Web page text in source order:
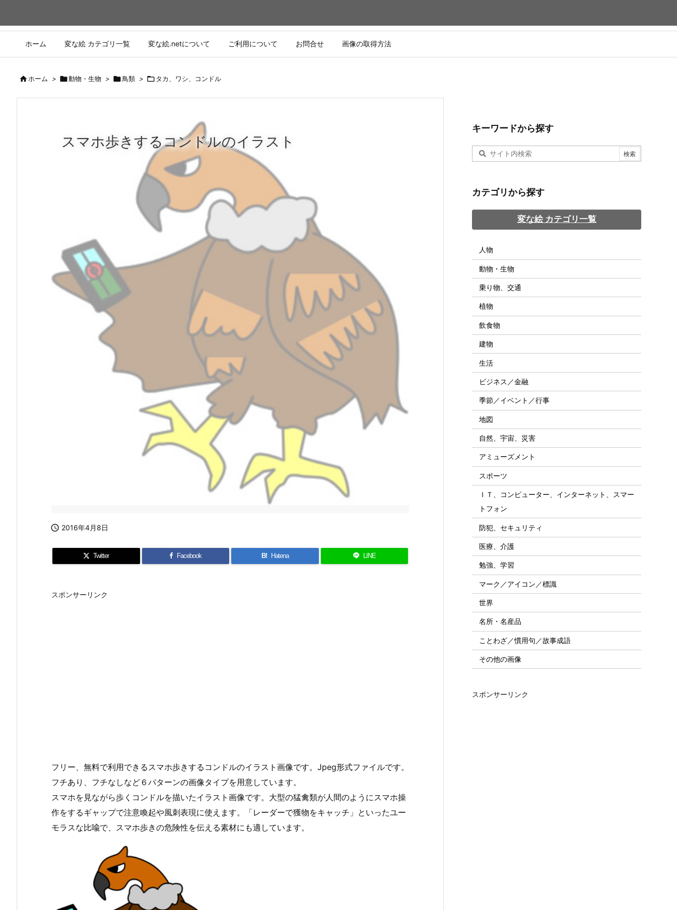
ホーム 変な絵 カテゴリ一覧 変な絵.netについて ご利用について お問合せ 画像の取得方法
ホーム > 動物・生物 > 鳥類 > タカ、ワシ、コンドル
スマホ歩きするコンドルのイラスト
 2016年4月8日
Twitter Facebook B! Hatena LINE
スポンサーリンク
フリー、無料で利用できるスマホ歩きするコンドルのイラスト画像です。Jpeg形式ファイルです。
フチあり、フチなしなど６パターンの画像タイプを用意しています。
スマホを見ながら歩くコンドルを描いたイラスト画像です。大型の猛禽類が人間のようにスマホ操
作をするギャップで注意喚起や風刺表現に使えます。「レーダーで獲物をキャッチ」といったユー
モラスな比喩で、スマホ歩きの危険性を伝える素材にも適しています。
キーワードから探す
カテゴリから探す
変な絵 カテゴリ一覧
人物
動物・生物
乗り物、交通
植物
飲食物
建物
生活
ビジネス／金融
季節／イベント／行事
地図
自然、宇宙、災害
アミューズメント
スポーツ
ＩＴ、コンピューター、インターネット、スマー
トフォン
防犯、セキュリティ
医療、介護
勉強、学習
マーク／アイコン／標識
世界
名所・名産品
ことわざ／慣用句／故事成語
その他の画像
スポンサーリンク